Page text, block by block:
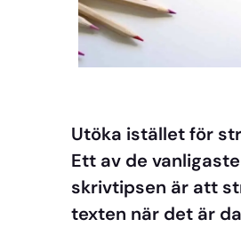
Utöka istället för
Ett av de vanligaste
skrivtipsen är att
texten när det är